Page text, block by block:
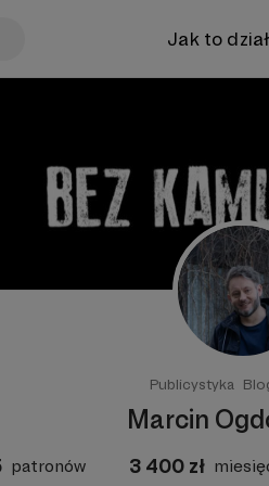
Jak to
Publicystyka
Marcin
patronów 3 400 zł